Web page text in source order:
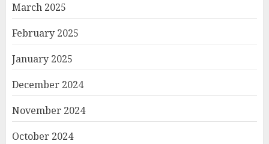
March 2025
February 2025
January 2025
December 2024
November 2024
October 2024